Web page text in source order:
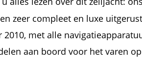
zeer compleet en luxe
2010, met alle
aan boord voor het varen